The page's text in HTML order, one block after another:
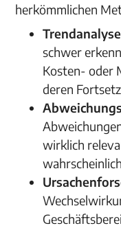
herkömmlichen
schwer
Kosten- oder
deren
wirklich